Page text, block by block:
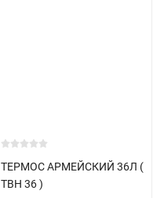
ТЕРМОС АРМЕЙСКИЙ 36Л (
ТВН 36 )